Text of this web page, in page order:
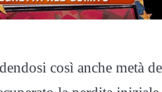
così anche metà